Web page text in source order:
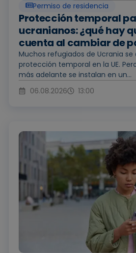
Permiso de residencia
Protección temporal
ucranianos: ¿qué hay
cuenta al cambiar de
Muchos refugiados de Ucrania se
protección temporal en la UE.
más adelante se instalan en un...
06.08.2026
13:00